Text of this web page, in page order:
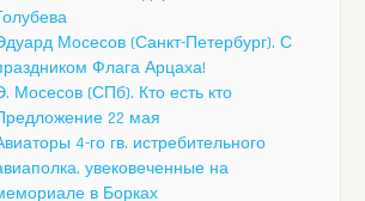
Мосесов (Санкт-Петербург). С
Флага Арцаха!
Мосесов (СПб). Кто есть кто
22 мая
4-го гв. истребительного
увековеченные на
в Борках